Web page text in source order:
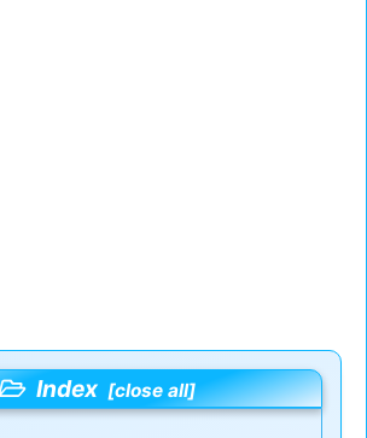
Index